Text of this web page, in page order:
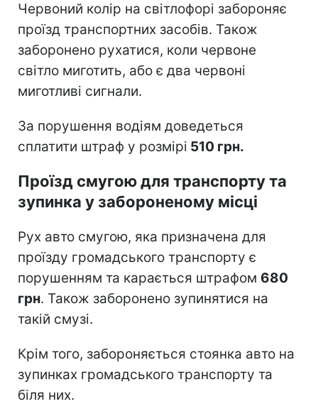
Червоний колір на світлофорі забороняє
проїзд транспортних засобів. Також
заборонено рухатися, коли червоне
світло миготить, або є два червоні
миготливі сигнали.
За порушення водіям доведеться
сплатити штраф у розмірі 510 грн.
Проїзд смугою для транспорту та
зупинка у забороненому місці
Рух авто смугою, яка призначена для
проїзду громадського транспорту є
порушенням та карається штрафом 680
грн. Також заборонено зупинятися на
такій смузі.
Крім того, забороняється стоянка авто на
зупинках громадського транспорту та
біля них.